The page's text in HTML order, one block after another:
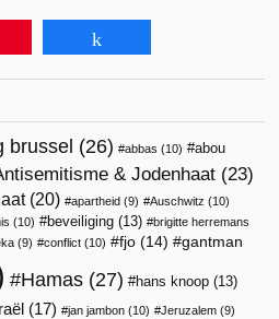
brussel (26) abbas (10)
abou
& Jodenhaat (23)
(20) apartheid (9) Auschwitz (10)
(10) beveiliging (13)
brigitte herremans
(9) conflict (10) fjo (14) gantman
Hamas (27) hans knoop (13)
(17) jan jambon (10) Jeruzalem (9)